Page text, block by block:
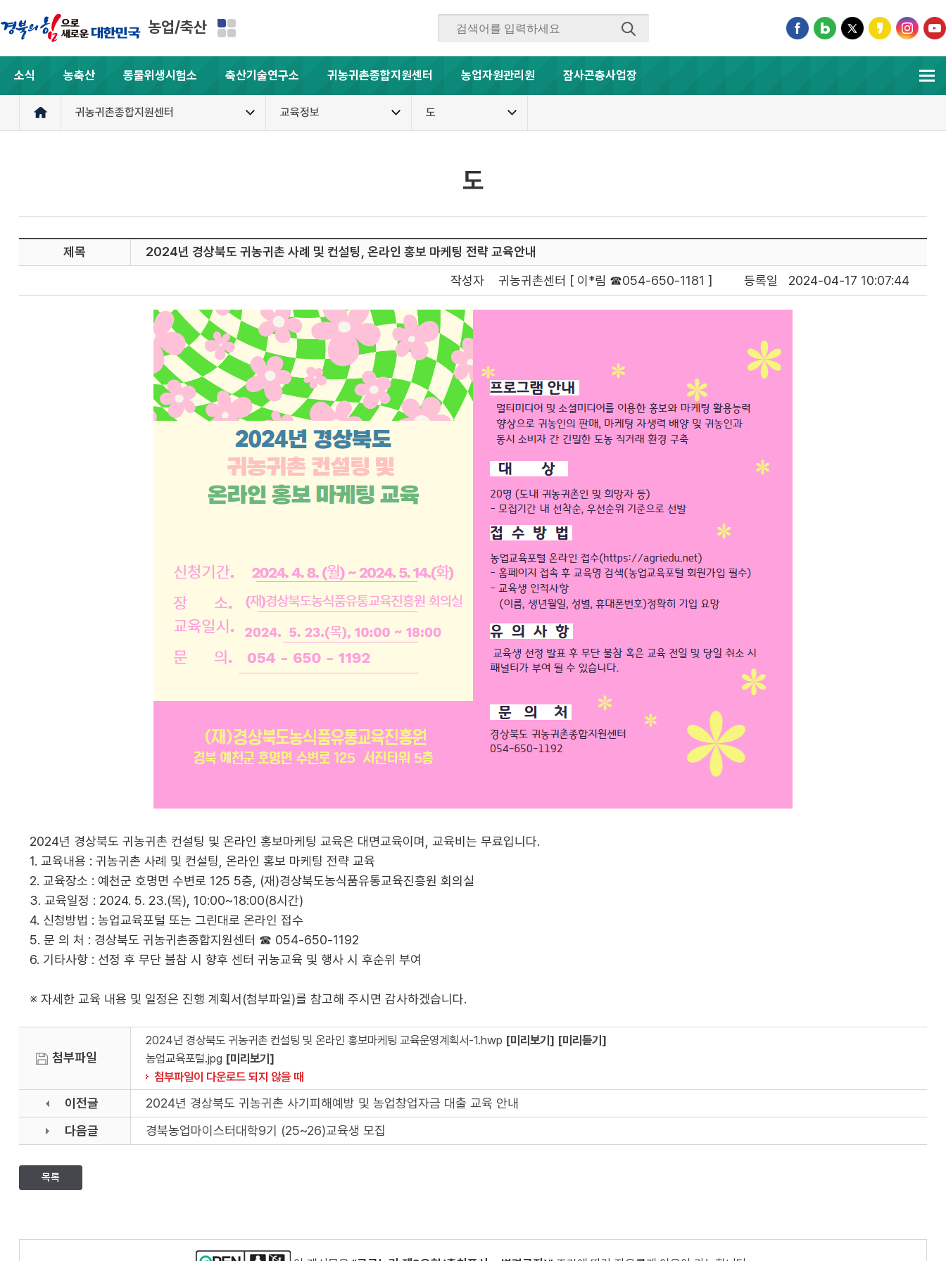
농업/축산
소식 농축산 동물위생시험소 축산기술연구소 귀농귀촌종합지원센터 농업자원관리원 잠사곤충사업장
귀농귀촌종합지원센터 교육정보 도
도
제목
2024년 경상북도 귀농귀촌 사례 및 컨설팅, 온라인 홍보 마케팅 전략 교육안내
등록일
2024-04-17 10:07:44
작성자 귀농귀촌센터 [ 이*림 ☎054-650-1181 ]
2024년 경상북도 귀농귀촌 컨설팅 및 온라인 홍보마케팅 교육은 대면교육이며, 교육비는 무료입니다.
1. 교육내용 : 귀농귀촌 사례 및 컨설팅, 온라인 홍보 마케팅 전략 교육
2. 교육장소 : 예천군 호명면 수변로 125 5층, (재)경상북도농식품유통교육진흥원 회의실
3. 교육일정 : 2024. 5. 23.(목), 10:00~18:00(8시간)
4. 신청방법 : 농업교육포털 또는 그린대로 온라인 접수
5. 문 의 처 : 경상북도 귀농귀촌종합지원센터 ☎ 054-650-1192
6. 기타사항 : 선정 후 무단 불참 시 향후 센터 귀농교육 및 행사 시 후순위 부여
※ 자세한 교육 내용 및 일정은 진행 계획서(첨부파일)를 참고해 주시면 감사하겠습니다.
첨부파일
2024년 경상북도 귀농귀촌 컨설팅 및 온라인 홍보마케팅 교육운영계획서-1.hwp [미리보기] [미리듣기]
농업교육포털.jpg [미리보기]
첨부파일이 다운로드 되지 않을 때
이전글
2024년 경상북도 귀농귀촌 사기피해예방 및 농업창업자금 대출 교육 안내
다음글
경북농업마이스터대학9기 (25~26)교육생 모집
목록